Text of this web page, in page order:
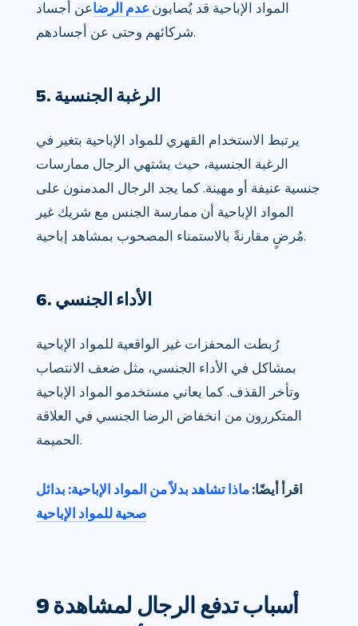
المواد الإباحية قد يُصابون عدم الرضاعن أجساد
شركائهم وحتى عن أجسادهم.
5. الرغبة الجنسية
يرتبط الاستخدام القهري للمواد الإباحية بتغير في
الرغبة الجنسية، حيث يشتهي الرجال ممارسات
جنسية عنيفة أو مهينة. كما يجد الرجال المدمنون على
المواد الإباحية أن ممارسة الجنس مع شريك غير
مُرضٍ مقارنةً بالاستمناء المصحوب بمشاهد إباحية.
6. الأداء الجنسي
رُبطت المحفزات غير الواقعية للمواد الإباحية
بمشاكل في الأداء الجنسي، مثل ضعف الانتصاب
وتأخر القذف. كما يعاني مستخدمو المواد الإباحية
المتكررون من انخفاض الرضا الجنسي في العلاقة
الحميمة.
اقرأ أيضًا: ماذا تشاهد بدلاً من المواد الإباحية: بدائل
صحية للمواد الإباحية
9 أسباب تدفع الرجال لمشاهدة